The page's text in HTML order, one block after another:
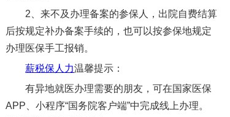
2、来不及办理备案的参保人，出院自费结算
后按规定补办备案手续的，也可以按参保地规定
办理医保手工报销。
薪税保人力温馨提示：
有异地就医办理需要的朋友，可在国家医保
APP、小程序“国务院客户端”中完成线上办理。